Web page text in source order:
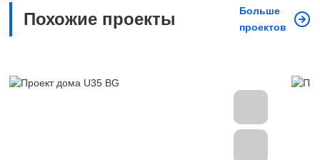
Похожие проекты
Больше
проектов